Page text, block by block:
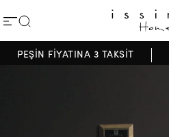
PEŞİN FİYATINA 3 TAKSİT